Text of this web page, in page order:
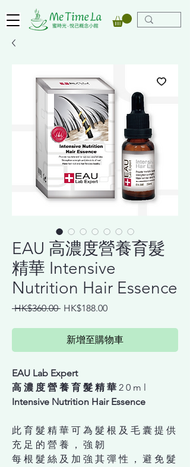
EAU ⾼濃度營養育髮
精華 Intensive
Nutrition Hair Essence
HK$360.00 一
價
格
HK$188.00促
價
格
新增至購物車
EAU Lab Expert
⾼ 濃 度 營 養 育 髮 精 華 2 0 m l
Intensive Nutrition Hair Essence
此 育 髮 精 華 可 為 髮 根 及 ⽑ 囊 提 供
充 ⾜ 的 營 養 ， 強 韌
每 根 髮 絲 及 加 強 其 彈 性 ， 避 免 髮